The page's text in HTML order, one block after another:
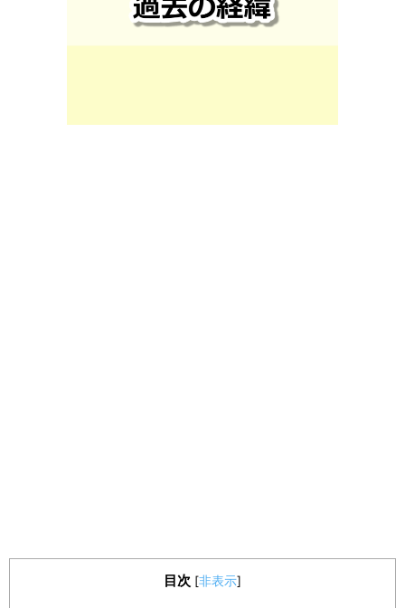
目次 [非表示]